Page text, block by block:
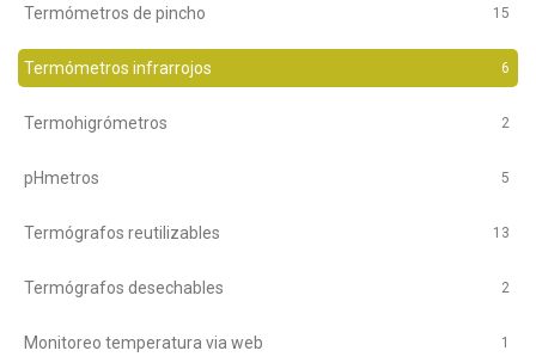
Termómetros de pincho 15
Termómetros infrarrojos 6
Termohigrómetros 2
pHmetros 5
Termógrafos reutilizables 13
Termógrafos desechables 2
Monitoreo temperatura via web 1